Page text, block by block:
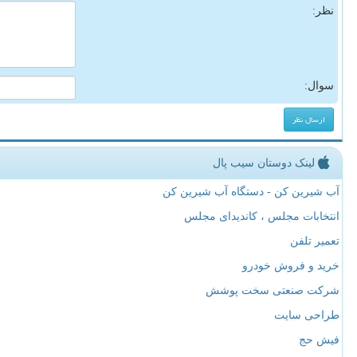
نظر:
سوال:
لینک دوستان سیب پال
آب شیرین کن - دستگاه آب شیرین کن
انتخابات مجلس ، کاندیدای مجلس
تعمیر تلفن
خرید و فروش خودرو
شرکت صنعتی سخت پوشش
طراحی سایت
فیش حج